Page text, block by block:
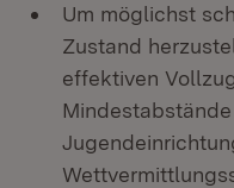
Um möglichst
Zustand
effektiven